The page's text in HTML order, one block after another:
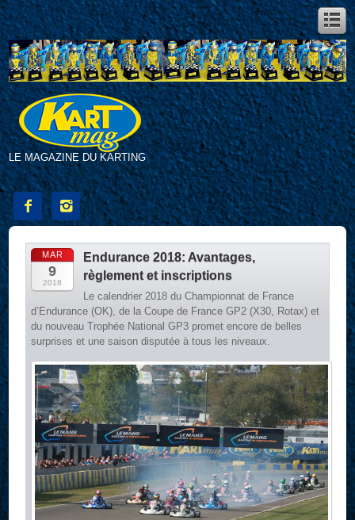
LE MAGAZINE DU KARTING
 
MAR
9
2018
Endurance 2018: Avantages,
règlement et inscriptions
Le calendrier 2018 du Championnat de France
d’Endurance (OK), de la Coupe de France GP2 (X30, Rotax) et
du nouveau Trophée National GP3 promet encore de belles
surprises et une saison disputée à tous les niveaux.